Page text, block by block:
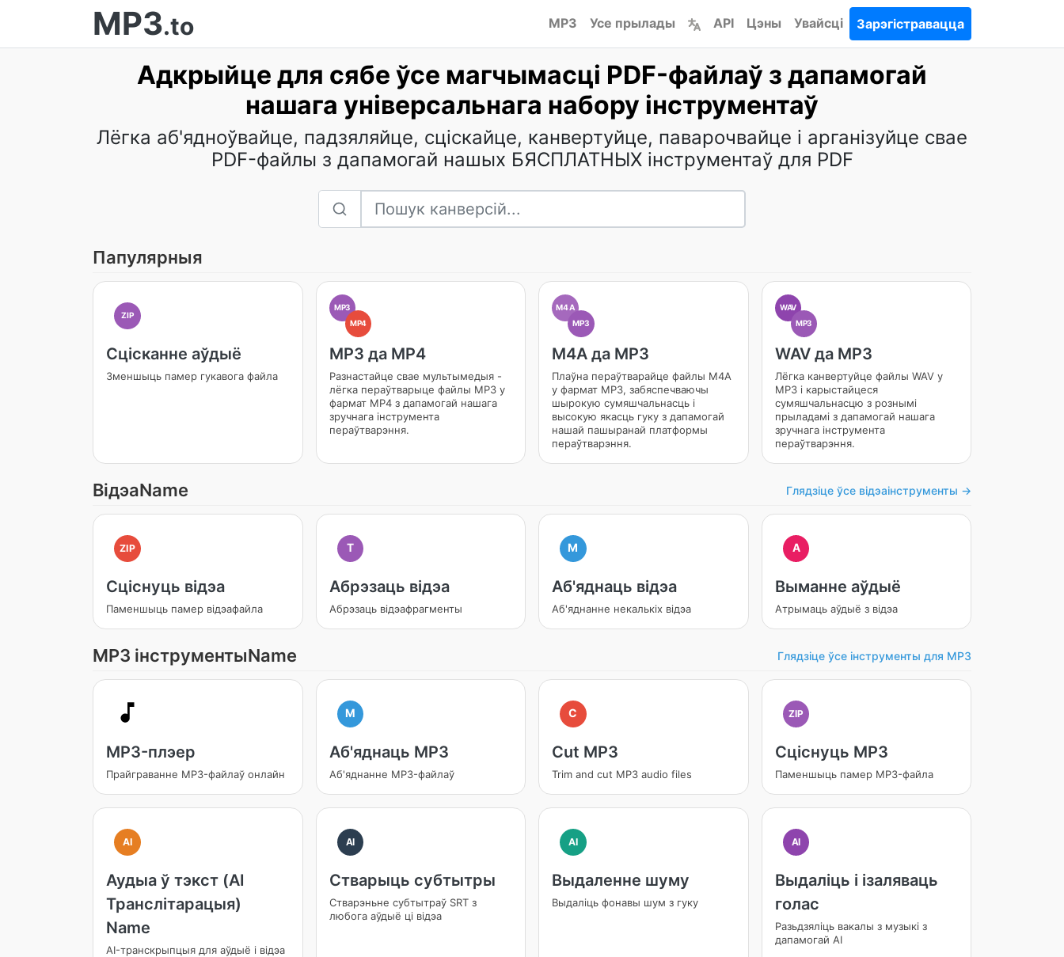
MP3.to MP3 Усе прылады API Цэны Увайсці Зарэгістравацца
Адкрыйце для сябе ўсе магчымасці PDF-файлаў з дапамогай
нашага універсальнага набору інструментаў
Лёгка аб'ядноўвайце, падзяляйце, сціскайце, канвертуйце, паварочвайце і арганізуйце свае
PDF-файлы з дапамогай нашых БЯСПЛАТНЫХ інструментаў для PDF
Папулярныя
ZIP
Сцісканне аўдыё
Зменшыць памер гукавога файла
MP3
MP4
MP3 да MP4
Разнастайце свае мультымедыя -
лёгка пераўтварыце файлы MP3 у
фармат MP4 з дапамогай нашага
зручнага інструмента
пераўтварэння.
M4A
MP3
M4A да MP3
Плаўна пераўтварайце файлы M4A
у фармат MP3, забяспечваючы
шырокую сумяшчальнасць і
высокую якасць гуку з дапамогай
нашай пашыранай платформы
пераўтварэння.
WAV
MP3
WAV да MP3
Лёгка канвертуйце файлы WAV у
MP3 і карыстайцеся
сумяшчальнасцю з рознымі
прыладамі з дапамогай нашага
зручнага інструмента
пераўтварэння.
ВідэаName Глядзіце ўсе відэаінструменты →
ZIP
Сціснуць відэа
Паменшыць памер відэафайла
T
Абрэзаць відэа
Абрэзаць відэафрагменты
M
Аб'яднаць відэа
Аб'яднанне некалькіх відэа
A
Выманне аўдыё
Атрымаць аўдыё з відэа
MP3 інструментыName Глядзіце ўсе інструменты для MP3
MP3-плэер
Прайграванне MP3-файлаў онлайн
M
Аб'яднаць MP3
Аб'яднанне MP3-файлаў
C
Cut MP3
Trim and cut MP3 audio files
ZIP
Сціснуць MP3
Паменшыць памер MP3-файла
AI
Аудыа ў тэкст (AI
Транслітарацыя)
Name
AI-транскрыпцыя для аўдыё і відэа
AI
Стварыць субтытры
Стварэньне субтытраў SRT з
любога аўдыё ці відэа
AI
Выдаленне шуму
Выдаліць фонавы шум з гуку
AI
Выдаліць і ізаляваць
голас
Разьдзяліць вакалы з музыкі з
дапамогай AI